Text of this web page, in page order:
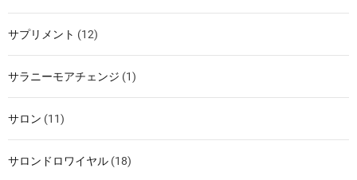
サプリメント (12)
サラニーモアチェンジ (1)
サロン (11)
サロンドロワイヤル (18)